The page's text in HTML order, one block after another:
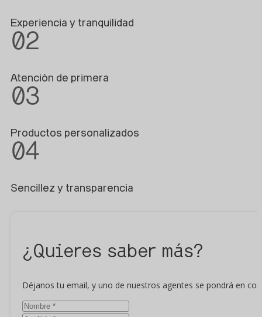
Experiencia y tranquilidad
02
Atención de primera
03
Productos personalizados
04
Sencillez y transparencia
¿Quieres saber más?
Déjanos tu email, y uno de nuestros agentes se pondrá en